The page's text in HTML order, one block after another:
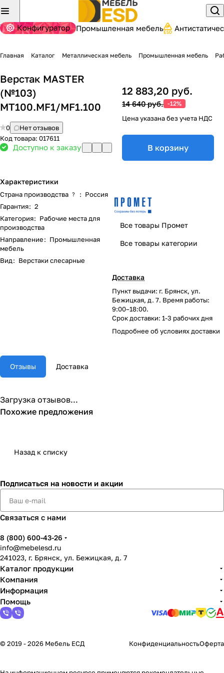
Конфигуратор Промышленная мебель
Главная Каталог Металлическая мебель Промышленная мебель
Верстак MASTER
(№103)
MT100.MF1/MF1.100
0
Нет отзывов
Код товара: 017611
Доступно к заказу
Характеристики
Страна производства ? : Россия
Гарантия: 2
Категория: Рабочие места для
производства
Направление: Промышленная
мебель
Вид: Верстаки слесарные
12 883,20 руб.
14 640 руб. -12%
Цена указана без учета НДС
В корзину
Все товары Промет
Все товары категории
Доставка
Пункт выдачи: г. Брянск, ул.
Бежицкая, д. 7. Время работы:
9:00–18:00.
Срок доставки: 1-3 рабочих дня
Подробнее обусловиях доставки
Отзывы Доставка
Загрузка отзывов...
Похожие предложения
Назад к списку
Подписаться на новости и акции
Связаться с нами
8 (800) 600-43-26
info@mebelesd.ru
241023, г. Брянск, ул. Бежицкая, д. 7
Каталог продукции
Компания
Информация
Помощь
© 2019 - 2026 Мебель ЕСД КонфиденциальностьОферта